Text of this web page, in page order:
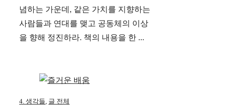
념하는 가운데, 같은 가치를 지향하는
사람들과 연대를 맺고 공동체의 이상
을 향해 정진하라. 책의 내용을 한 ...
4. 생각들, 글 전체